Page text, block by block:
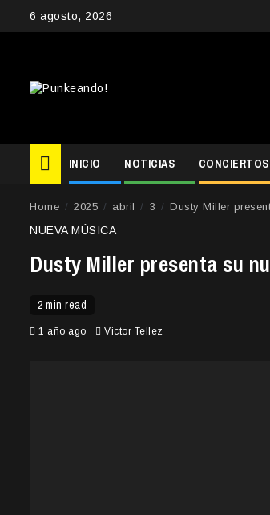
6 agosto, 2026
INICIO NOTICIAS CONCIERTOS
Home 2025 abril 3 Dusty Miller
NUEVA MÚSICA
Dusty Miller presenta su
2 min read
1 año ago Victor Tellez